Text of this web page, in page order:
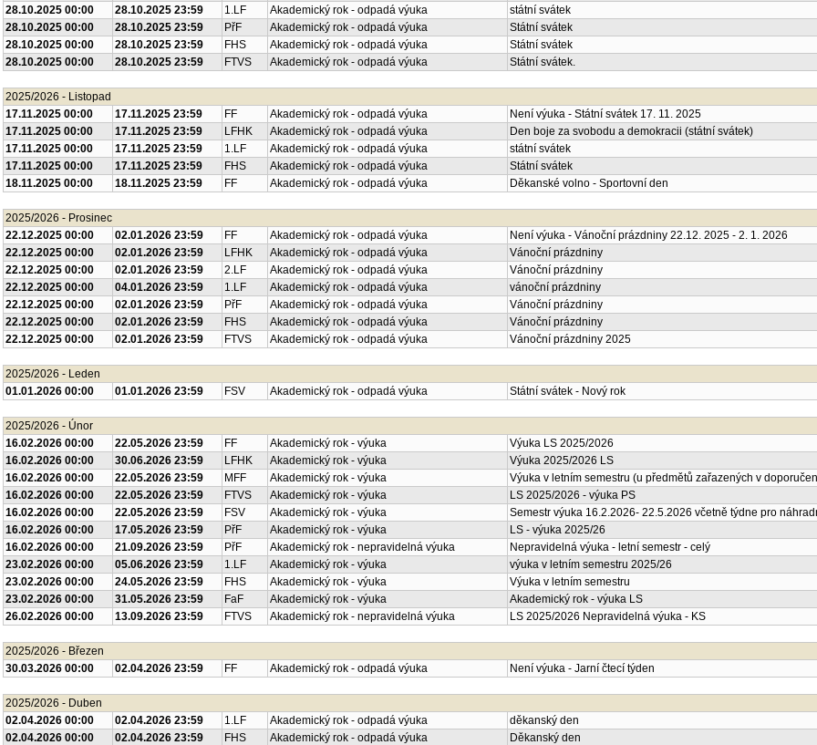
28.10.2025 00:00
28.10.2025 23:59 1.LF Akademický rok - odpadá výuka
státní svátek
28.10.2025 00:00
28.10.2025 23:59 PřF Akademický rok - odpadá výuka
Státní svátek
28.10.2025 00:00
28.10.2025 23:59 FHS Akademický rok - odpadá výuka
Státní svátek
28.10.2025 00:00
28.10.2025 23:59 FTVS Akademický rok - odpadá výuka Státní svátek.
2025/2026 - Listopad
17.11.2025 00:00
17.11.2025 23:59 FF Akademický rok - odpadá výuka
Není výuka - Státní svátek 17. 11. 2025
17.11.2025 00:00
17.11.2025 23:59 LFHK Akademický rok - odpadá výuka
Den boje za svobodu a demokracii (státní svátek)
17.11.2025 00:00
17.11.2025 23:59 1.LF Akademický rok - odpadá výuka
státní svátek
17.11.2025 00:00
17.11.2025 23:59 FHS Akademický rok - odpadá výuka
Státní svátek
18.11.2025 00:00
18.11.2025 23:59 FF Akademický rok - odpadá výuka Děkanské volno - Sportovní den
2025/2026 - Prosinec
22.12.2025 00:00
02.01.2026 23:59 FF Akademický rok - odpadá výuka
Není výuka - Vánoční prázdniny 22.12. 2025 - 2. 1. 2026
22.12.2025 00:00
02.01.2026 23:59 LFHK Akademický rok - odpadá výuka
Vánoční prázdniny
22.12.2025 00:00
02.01.2026 23:59 2.LF Akademický rok - odpadá výuka
Vánoční prázdniny
22.12.2025 00:00
04.01.2026 23:59 1.LF Akademický rok - odpadá výuka
vánoční prázdniny
22.12.2025 00:00
02.01.2026 23:59 PřF Akademický rok - odpadá výuka
Vánoční prázdniny
22.12.2025 00:00
02.01.2026 23:59 FHS Akademický rok - odpadá výuka
Vánoční prázdniny
22.12.2025 00:00
02.01.2026 23:59 FTVS Akademický rok - odpadá výuka Vánoční prázdniny 2025
2025/2026 - Leden
01.01.2026 00:00
01.01.2026 23:59 FSV Akademický rok - odpadá výuka Státní svátek - Nový rok
2025/2026 - Únor
16.02.2026 00:00
22.05.2026 23:59 FF Akademický rok - výuka
Výuka LS 2025/2026
16.02.2026 00:00
30.06.2026 23:59 LFHK Akademický rok - výuka
Výuka 2025/2026 LS
16.02.2026 00:00
22.05.2026 23:59 MFF Akademický rok - výuka
Výuka v letním semestru (u předmětů zařazených v
16.02.2026 00:00
22.05.2026 23:59 FTVS Akademický rok - výuka
LS 2025/2026 - výuka PS
16.02.2026 00:00
22.05.2026 23:59 FSV Akademický rok - výuka
Semestr výuka 16.2.2026- 22.5.2026 včetně týdne pro
16.02.2026 00:00
17.05.2026 23:59 PřF Akademický rok - výuka
LS - výuka 2025/26
16.02.2026 00:00
21.09.2026 23:59 PřF Akademický rok - nepravidelná výuka
Nepravidelná výuka - letní semestr - celý
23.02.2026 00:00
05.06.2026 23:59 1.LF Akademický rok - výuka
výuka v letním semestru 2025/26
23.02.2026 00:00
24.05.2026 23:59 FHS Akademický rok - výuka
Výuka v letním semestru
23.02.2026 00:00
31.05.2026 23:59 FaF Akademický rok - výuka
Akademický rok - výuka LS
26.02.2026 00:00
13.09.2026 23:59 FTVS Akademický rok - nepravidelná výuka LS 2025/2026 Nepravidelná výuka - KS
2025/2026 - Březen
30.03.2026 00:00
02.04.2026 23:59 FF Akademický rok - odpadá výuka Není výuka - Jarní čtecí týden
2025/2026 - Duben
02.04.2026 00:00
02.04.2026 23:59 1.LF Akademický rok - odpadá výuka
děkanský den
02.04.2026 00:00
02.04.2026 23:59 FHS Akademický rok - odpadá výuka
Děkanský den